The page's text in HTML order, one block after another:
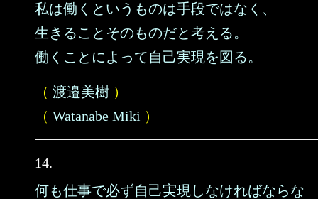
私は働くというものは手段ではなく、
生きることそのものだと考える。
働くことによって自己実現を図る。
（ 渡邉美樹 ）
（ Watanabe Miki ）
14.
何も仕事で必ず自己実現しなければならな